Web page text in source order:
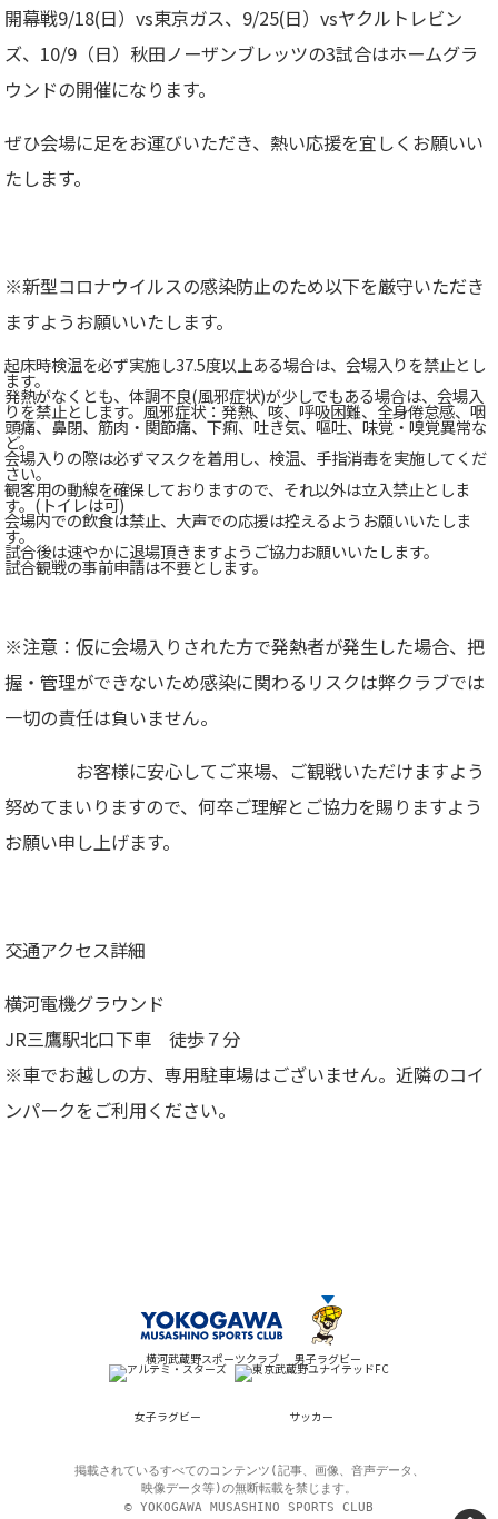
開幕戦9/18(日）vs東京ガス、9/25(日）vsヤクルトレビン
ズ、10/9（日）秋田ノーザンブレッツの3試合はホームグラ
ウンドの開催になります。
ぜひ会場に足をお運びいただき、熱い応援を宜しくお願いい
たします。
※新型コロナウイルスの感染防止のため以下を厳守いただき
ますようお願いいたします。
起床時検温を必ず実施し37.5度以上ある場合は、会場入りを禁止とし
ます。
発熱がなくとも、体調不良(風邪症状)が少しでもある場合は、会場入
りを禁止とします。風邪症状：発熱、咳、呼吸困難、全身倦怠感、咽
頭痛、鼻閉、筋肉・関節痛、下痢、吐き気、嘔吐、味覚・嗅覚異常な
ど。
会場入りの際は必ずマスクを着用し、検温、手指消毒を実施してくだ
さい。
観客用の動線を確保しておりますので、それ以外は立入禁止としま
す。(トイレは可)
会場内での飲食は禁止、大声での応援は控えるようお願いいたしま
す。
試合後は速やかに退場頂きますようご協力お願いいたします。
試合観戦の事前申請は不要とします。
※注意：仮に会場入りされた方で発熱者が発生した場合、把
握・管理ができないため感染に関わるリスクは弊クラブでは
一切の責任は負いません。
お客様に安心してご来場、ご観戦いただけますよう
努めてまいりますので、何卒ご理解とご協力を賜りますよう
お願い申し上げます。
交通アクセス詳細
横河電機グラウンド
JR三鷹駅北口下車 徒歩７分
※車でお越しの方、専用駐車場はございません。近隣のコイ
ンパークをご利用ください。
横河武蔵野スポーツクラブ 男子ラグビー
女子ラグビー サッカー
掲載されているすべてのコンテンツ(記事、画像、音声データ、
映像データ等)の無断転載を禁じます。
© YOKOGAWA MUSASHINO SPORTS CLUB